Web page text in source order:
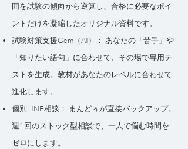
囲を試験の傾向から逆算し、合格に必要なポイ
ントだけを凝縮したオリジナル資料です。
試験対策支援Gem（AI）： あなたの「苦手」や
「知りたい語句」に合わせて、その場で専用テ
ストを生成。教材があなたのレベルに合わせて
進化します。
個別LINE相談： まんどぅが直接バックアップ。
週1回のストック型相談で、一人で悩む時間を
ゼロにします。